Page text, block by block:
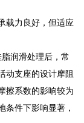
载力良好，但适应
润滑处理后，常
动支座的设计摩阻
擦系数的影响较为
件下影响显著，